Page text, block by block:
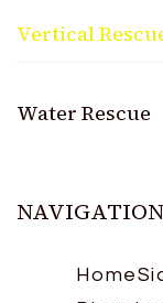
Vertical
Water Rescue
NAVIGATION
Home